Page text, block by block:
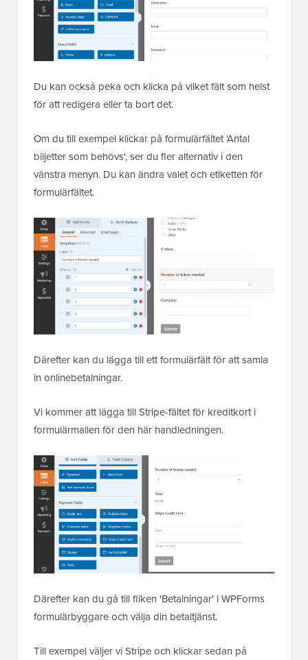
Du kan också peka och klicka på vilket fält som helst
för att redigera eller ta bort det.
Om du till exempel klickar på formulärfältet 'Antal
biljetter som behövs', ser du fler alternativ i den
vänstra menyn. Du kan ändra valet och etiketten för
formulärfältet.
Därefter kan du lägga till ett formulärfält för att samla
in onlinebetalningar.
Vi kommer att lägga till Stripe-fältet för kreditkort i
formulärmallen för den här handledningen.
Därefter kan du gå till fliken 'Betalningar' i WPForms
formulärbyggare och välja din betaltjänst.
Till exempel väljer vi Stripe och klickar sedan på